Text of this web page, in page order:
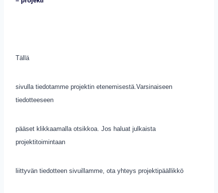
Tällä
sivulla tiedotamme projektin etenemisestä.Varsinaiseen
tiedotteeseen
pääset klikkaamalla otsikkoa. Jos haluat julkaista
projektitoimintaan
liittyvän tiedotteen sivuillamme, ota yhteys projektipäällikkö